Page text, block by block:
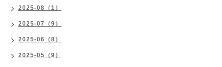
2025-08（1）
2025-07（9）
2025-06（8）
2025-05（9）